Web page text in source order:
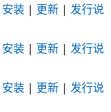
安装 | 更新 | 发行说
安装 | 更新 | 发行说
安装 | 更新 | 发行说